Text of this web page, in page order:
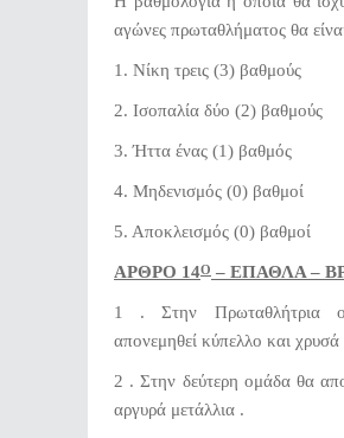
αγώνες πρωταθλήματος θα
1. Νίκη τρεις (3) βαθμούς
2. Ισοπαλία δύο (2) βαθμούς
3. Ήττα ένας (1) βαθμός
4. Μηδενισμός (0) βαθμοί
5. Αποκλεισμός (0) βαθμοί
ΑΡΘΡΟ 14Ο – ΕΠΑΘΛΑ –
1 . Στην Πρωταθλήτρια
απονεμηθεί κύπελλο και χρυσά
2 . Στην δεύτερη ομάδα θα
αργυρά μετάλλια .